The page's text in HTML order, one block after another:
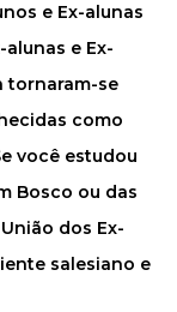
e Ex-alunas
e Ex-
tornaram-se
como
você estudou
Bosco ou das
dos Ex-
salesiano e